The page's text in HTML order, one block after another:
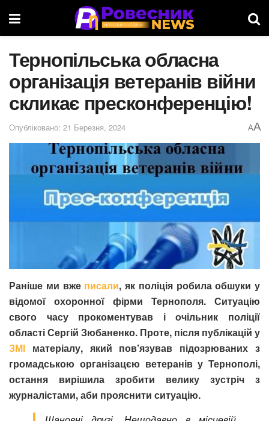
Тернопільська обласна
організація ветеранів війни
скликає пресконференцію!
Опубліковано: 21 Березня, 2024 AA
Раніше ми вже писали, як поліція робила обшуки у
відомої охоронної фірми Тернополя. Ситуацію
свого часу прокоментував і очільник поліції
області Сергій Зюбаненко. Проте, після публікацій у
ЗМІ матеріалу, який пов’язував підозрюваних з
громадською організацєю ветеранів у Тернополі,
остання вирішила зробити велику зустріч з
журналістами, аби прояснити ситуацію.